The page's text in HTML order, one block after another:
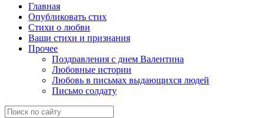
Главная
Опубликовать стих
Стихи о любви
Ваши стихи и признания
Прочее
Поздравления с днем Валентина
Любовные истории
Любовь в письмах выдающихся людей
Письмо солдату